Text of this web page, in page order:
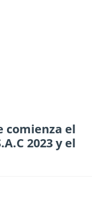
comienza el
2023 y el